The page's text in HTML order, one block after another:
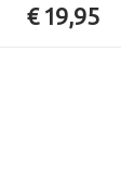
€ 19,95